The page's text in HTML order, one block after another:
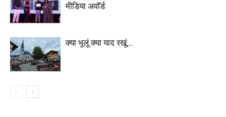
मीडिया अवॉर्ड
क्या भूलूं क्या याद रखूं…